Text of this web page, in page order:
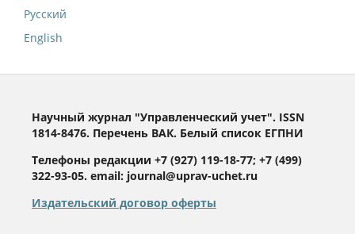
Русский
English
Научный журнал "Управленческий учет". ISSN
1814-8476. Перечень ВАК. Белый список ЕГПНИ
Телефоны редакции +7 (927) 119-18-77; +7 (499)
322-93-05. email: journal@uprav-uchet.ru
Издательский договор оферты